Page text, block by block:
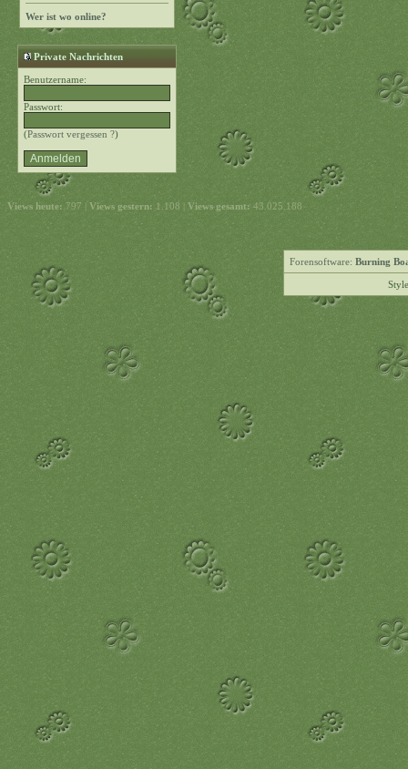
Wer ist wo online?
Private Nachrichten
Benutzername:
Passwort:
(Passwort vergessen ?)
Views heute: 797 | Views gestern: 1.108 | Views gesamt: 43.025.188
Forensoftware: Burning